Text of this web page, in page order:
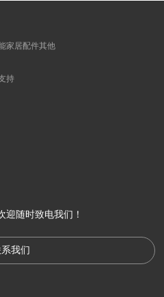
家居配件其他
持
迎随时致电我们！
我们